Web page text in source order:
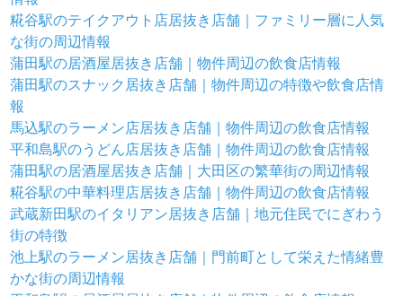
糀谷駅のテイクアウト店居抜き店舗｜ファミリー層に人気
な街の周辺情報
蒲田駅の居酒屋居抜き店舗｜物件周辺の飲食店情報
蒲田駅のスナック居抜き店舗｜物件周辺の特徴や飲食店情
報
馬込駅のラーメン店居抜き店舗｜物件周辺の飲食店情報
平和島駅のうどん店居抜き店舗｜物件周辺の飲食店情報
蒲田駅の居酒屋居抜き店舗｜大田区の繁華街の周辺情報
糀谷駅の中華料理店居抜き店舗｜物件周辺の飲食店情報
武蔵新田駅のイタリアン居抜き店舗｜地元住民でにぎわう
街の特徴
池上駅のラーメン居抜き店舗｜門前町として栄えた情緒豊
かな街の周辺情報